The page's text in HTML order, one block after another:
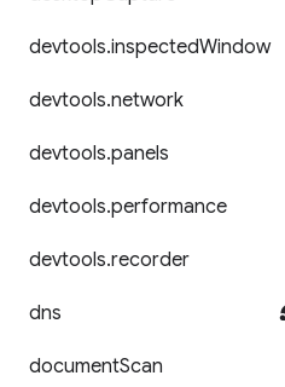
devtools.inspectedWindow
devtools.network
devtools.panels
devtools.performance
devtools.recorder
dns
documentScan